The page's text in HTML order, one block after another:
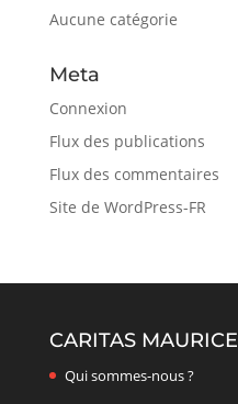
Aucune catégorie
Meta
Connexion
Flux des publications
Flux des commentaires
Site de WordPress-FR
CARITAS MAURICE
Qui sommes-nous ?